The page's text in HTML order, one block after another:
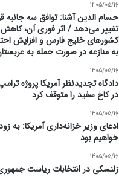
1405/05/16
حسام الدین آشنا: توافق سه جانبه
تغییر می‌دهد / اثر فوری آن، کاهش
کشور‌های خلیج فارس و افزایش
به منازعه در صورت حمله به
1405/05/16
دادگاه تجدیدنظر آمریکا پروژه
در کاخ سفید را متوقف کرد
1405/05/16
ادعای وزیر خزانه‌داری آمریکا: به
خواهیم بود
1405/05/16
زلنسکی در انتخابات ریاست